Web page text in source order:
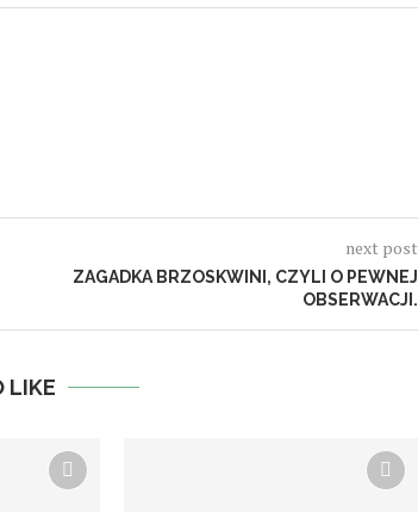
next post
ZAGADKA BRZOSKWINI, CZYLI O PEWNEJ
OBSERWACJI.
LIKE